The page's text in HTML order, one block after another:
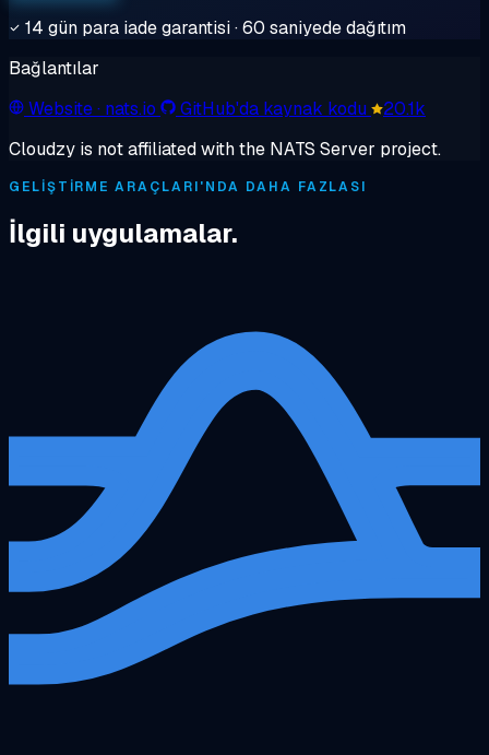
14 gün para iade garantisi · 60 saniyede dağıtım
Bağlantılar
Website· nats.io GitHub'da kaynak kodu
20.1k
Cloudzy is not affiliated with the NATS Server project.
GELIŞTIRME ARAÇLARI'NDA DAHA FAZLASI
İlgili uygulamalar.